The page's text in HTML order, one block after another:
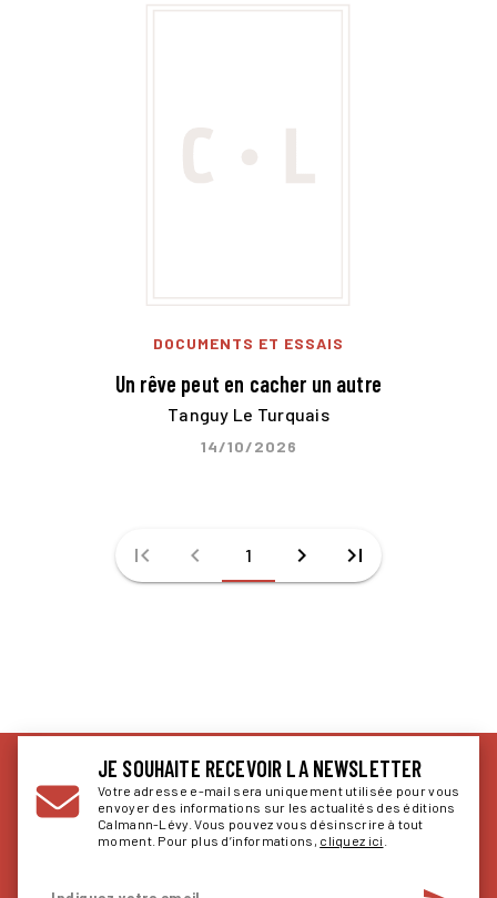
DOCUMENTS ET ESSAIS
Un rêve peut en cacher un autre
Tanguy Le Turquais
14/10/2026
first_page chevron_left 1 chevron_right last_page
JE SOUHAITE RECEVOIR LA NEWSLETTER
Votre adresse e-mail sera uniquement utilisée pour vous
envoyer des informations sur les actualités des éditions
Calmann-Lévy. Vous pouvez vous désinscrire à tout
moment. Pour plus d’informations, cliquez ici